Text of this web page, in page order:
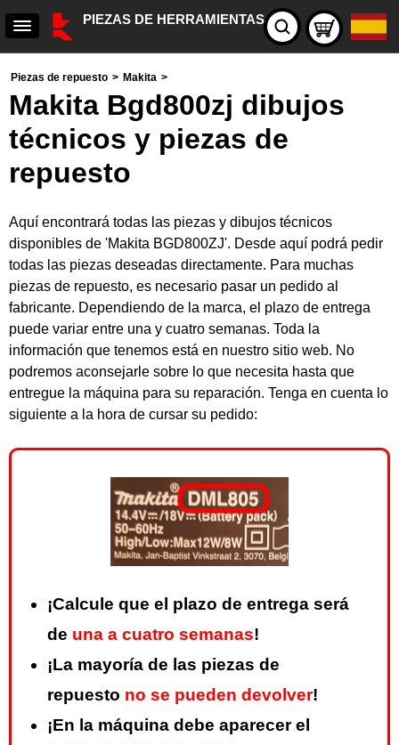
PIEZAS DE HERRAMIENTAS
Piezas de repuesto > Makita >
Makita Bgd800zj dibujos
técnicos y piezas de
repuesto
Aquí encontrará todas las piezas y dibujos técnicos
disponibles de 'Makita BGD800ZJ'. Desde aquí podrá pedir
todas las piezas deseadas directamente. Para muchas
piezas de repuesto, es necesario pasar un pedido al
fabricante. Dependiendo de la marca, el plazo de entrega
puede variar entre una y cuatro semanas. Toda la
información que tenemos está en nuestro sitio web. No
podremos aconsejarle sobre lo que necesita hasta que
entregue la máquina para su reparación. Tenga en cuenta lo
siguiente a la hora de cursar su pedido:
¡Calcule que el plazo de entrega será
de una a cuatro semanas!
¡La mayoría de las piezas de
repuesto no se pueden devolver!
¡En la máquina debe aparecer el